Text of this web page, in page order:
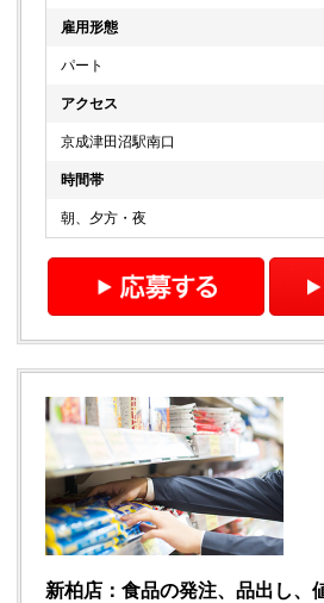
雇用形態
パート
アクセス
京成津田沼駅南口
時間帯
朝、夕方・夜
新柏店：食品の発注、品出し、